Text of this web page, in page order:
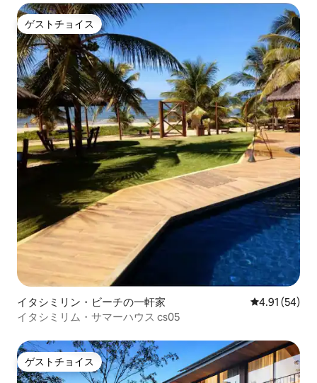
ゲストチョイス
ゲストチョイス
イタシミリン・ビーチの一軒家 レビュー54
4.91 (54)
イタシミリム・サマーハウス cs05
ゲストチョイス
ゲストチョイス